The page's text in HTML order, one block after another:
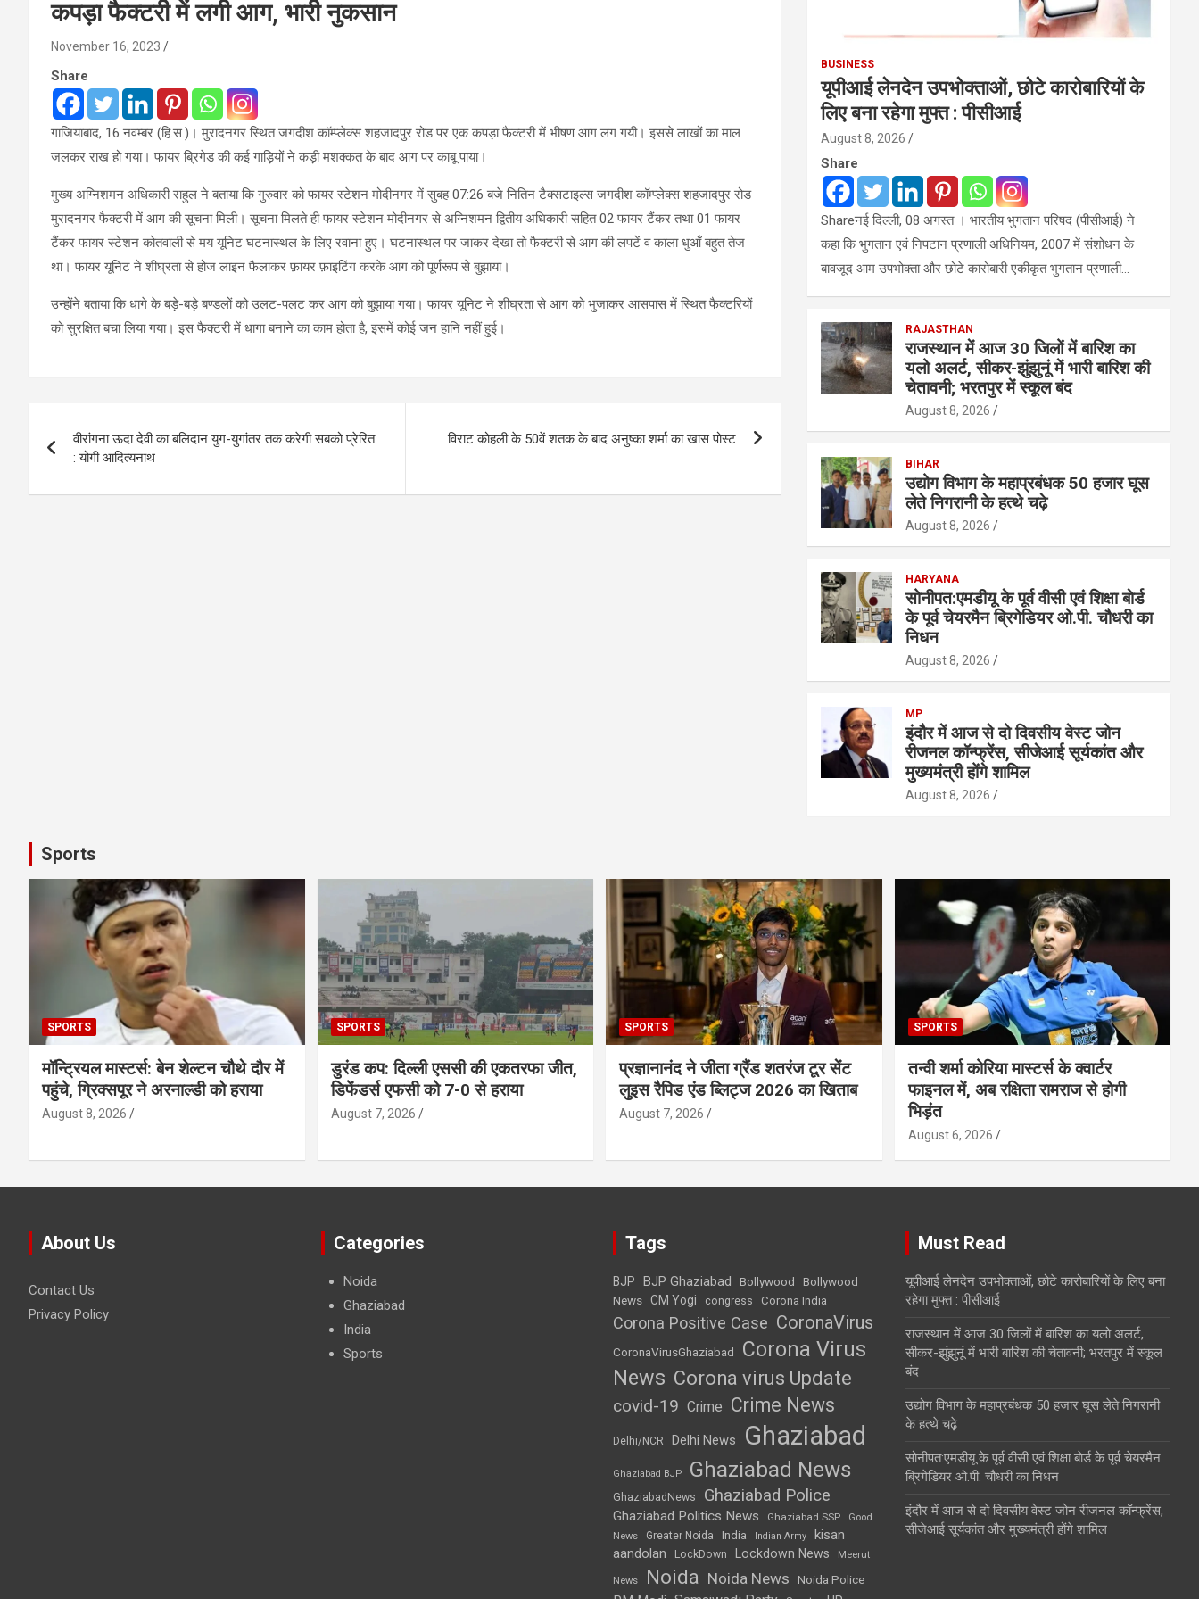
कपड़ा फैक्टरी में लगी आग, भारी नुकसान
November 16, 2023
Share
गाजियाबाद, 16 नवम्बर (हि.स.)। मुरादनगर स्थित जगदीश कॉम्प्लेक्स शहजादपुर रोड पर एक कपड़ा फैक्टरी में भीषण आग लग गयी। इससे लाखों का माल
जलकर राख हो गया। फायर ब्रिगेड की कई गाड़ियों ने कड़ी मशक्कत के बाद आग पर काबू पाया।
मुख्य अग्निशमन अधिकारी राहुल ने बताया कि गुरुवार को फायर स्टेशन मोदीनगर में सुबह 07:26 बजे नितिन टैक्सटाइल्स जगदीश कॉम्प्लेक्स शहजादपुर रोड
मुरादनगर फैक्टरी में आग की सूचना मिली। सूचना मिलते ही फायर स्टेशन मोदीनगर से अग्निशमन द्वितीय अधिकारी सहित 02 फायर टैंकर तथा 01 फायर
टैंकर फायर स्टेशन कोतवाली से मय यूनिट घटनास्थल के लिए रवाना हुए। घटनास्थल पर जाकर देखा तो फैक्टरी से आग की लपटें व काला धुआँ बहुत तेज
था। फायर यूनिट ने शीघ्रता से होज लाइन फैलाकर फ़ायर फ़ाइटिंग करके आग को पूर्णरूप से बुझाया।
उन्होंने बताया कि धागे के बड़े-बड़े बण्डलों को उलट-पलट कर आग को बुझाया गया। फायर यूनिट ने शीघ्रता से आग को भुजाकर आसपास में स्थित फैक्टरियों
को सुरक्षित बचा लिया गया। इस फैक्टरी में धागा बनाने का काम होता है, इसमें कोई जन हानि नहीं हुई।
navigation
वीरांगना ऊदा देवी का बलिदान युग-युगांतर तक करेगी सबको प्रेरित
: योगी आदित्यनाथ
विराट कोहली के 50वें शतक के बाद अनुष्का शर्मा का खास पोस्ट
BUSINESS
यूपीआई लेनदेन उपभोक्ताओं, छोटे कारोबारियों के
लिए बना रहेगा मुफ्त : पीसीआई
August 8, 2026
Share
Shareनई दिल्ली, 08 अगस्त । भारतीय भुगतान परिषद (पीसीआई) ने
कहा कि भुगतान एवं निपटान प्रणाली अधिनियम, 2007 में संशोधन के
बावजूद आम उपभोक्ता और छोटे कारोबारी एकीकृत भुगतान प्रणाली…
RAJASTHAN
राजस्थान में आज 30 जिलों में बारिश का
यलो अलर्ट, सीकर-झुंझुनूं में भारी बारिश की
चेतावनी; भरतपुर में स्कूल बंद
August 8, 2026
BIHAR
उद्योग विभाग के महाप्रबंधक 50 हजार घूस
लेते निगरानी के हत्थे चढ़े
August 8, 2026
HARYANA
सोनीपत:एमडीयू के पूर्व वीसी एवं शिक्षा बाेर्ड
के पूर्व चेयरमैन ब्रिगेडियर ओ.पी. चौधरी का
निधन
August 8, 2026
MP
इंदौर में आज से दो दिवसीय वेस्ट जोन
रीजनल कॉन्फ्रेंस, सीजेआई सूर्यकांत और
मुख्यमंत्री होंगे शामिल
August 8, 2026
Sports
SPORTS
मॉन्ट्रियल मास्टर्स: बेन शेल्टन चौथे दौर में
पहुंचे, ग्रिक्सपूर ने अरनाल्डी को हराया
August 8, 2026
SPORTS
डुरंड कप: दिल्ली एससी की एकतरफा जीत,
डिफेंडर्स एफसी को 7-0 से हराया
August 7, 2026
SPORTS
प्रज्ञानानंद ने जीता ग्रैंड शतरंज टूर सेंट
लुइस रैपिड एंड ब्लिट्ज 2026 का खिताब
August 7, 2026
SPORTS
तन्वी शर्मा कोरिया मास्टर्स के क्वार्टर
फाइनल में, अब रक्षिता रामराज से होगी
भिड़ंत
August 6, 2026
About Us
Contact Us
Privacy Policy
Categories
Noida
Ghaziabad
India
Sports
Tags
BJP BJP Ghaziabad Bollywood
Bollywood
News CM Yogi congress Corona India
Corona Positive Case CoronaVirus
CoronaVirusGhaziabad
Corona Virus
News Corona virus Update
covid-19 Crime Crime News
Delhi/NCR Delhi News Ghaziabad
Ghaziabad BJP Ghaziabad News
GhaziabadNews Ghaziabad Police
Ghaziabad Politics News Ghaziabad SSP
Good
News
Greater Noida India Indian Army
kisan
aandolan
LockDown Lockdown News Meerut
News Noida Noida News Noida Police
Must Read
यूपीआई लेनदेन उपभोक्ताओं, छोटे कारोबारियों के लिए बना
रहेगा मुफ्त : पीसीआई
राजस्थान में आज 30 जिलों में बारिश का यलो अलर्ट,
सीकर-झुंझुनूं में भारी बारिश की चेतावनी; भरतपुर में स्कूल
बंद
उद्योग विभाग के महाप्रबंधक 50 हजार घूस लेते निगरानी
के हत्थे चढ़े
सोनीपत:एमडीयू के पूर्व वीसी एवं शिक्षा बाेर्ड के पूर्व चेयरमैन
ब्रिगेडियर ओ.पी. चौधरी का निधन
इंदौर में आज से दो दिवसीय वेस्ट जोन रीजनल कॉन्फ्रेंस,
सीजेआई सूर्यकांत और मुख्यमंत्री होंगे शामिल